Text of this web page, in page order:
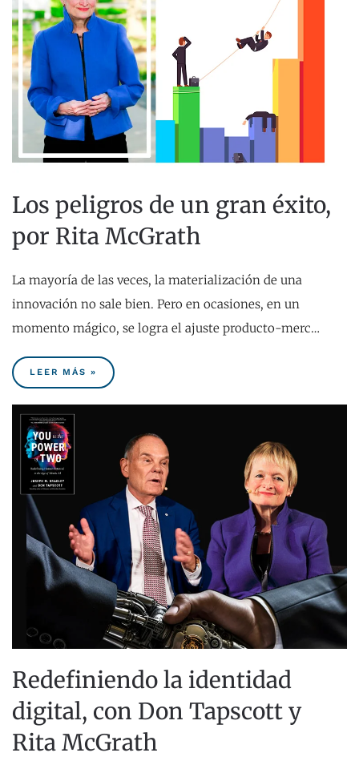
Los peligros de un gran éxito,
por Rita McGrath
La mayoría de las veces, la materialización de una
innovación no sale bien. Pero en ocasiones, en un
momento mágico, se logra el ajuste producto-merc…
LEER MÁS »
Redefiniendo la identidad
digital, con Don Tapscott y
Rita McGrath